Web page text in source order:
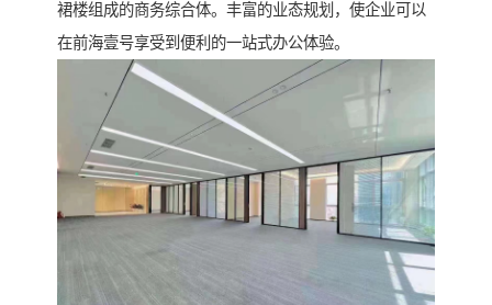
裙楼组成的商务综合体。丰富的业态规划，使企业可以
在前海壹号享受到便利的一站式办公体验。